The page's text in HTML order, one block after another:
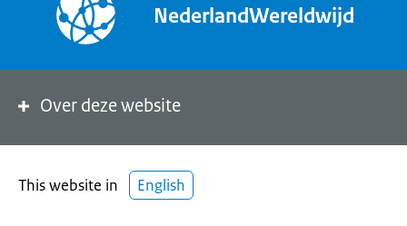
NederlandWereldwijd
Over deze website
This website in English